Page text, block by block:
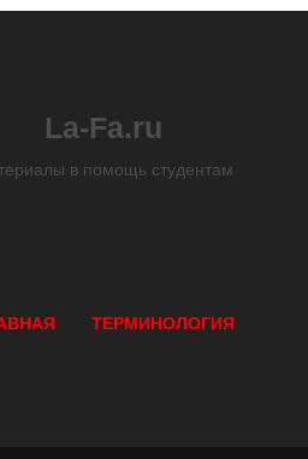
La-Fa.ru
в помощь студентам
ТЕРМИНОЛОГИЯ